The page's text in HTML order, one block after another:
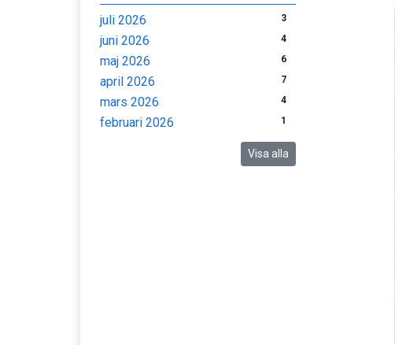
juli 2026 3
juni 2026 4
maj 2026 6
april 2026 7
mars 2026 4
februari 2026 1
Visa alla